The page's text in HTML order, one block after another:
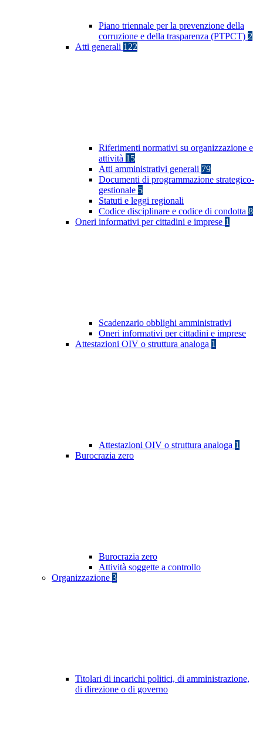
Piano triennale per la prevenzione della
corruzione e della trasparenza (PTPCT) 2
Atti generali 122
Riferimenti normativi su organizzazione e
attività 15
Atti amministrativi generali 79
Documenti di programmazione strategico-
gestionale 5
Statuti e leggi regionali
Codice disciplinare e codice di condotta 8
Oneri informativi per cittadini e imprese 1
Scadenzario obblighi amministrativi
Oneri informativi per cittadini e imprese
Attestazioni OIV o struttura analoga 1
Attestazioni OIV o struttura analoga 1
Burocrazia zero
Burocrazia zero
Attività soggette a controllo
Organizzazione 3
Titolari di incarichi politici, di amministrazione,
di direzione o di governo